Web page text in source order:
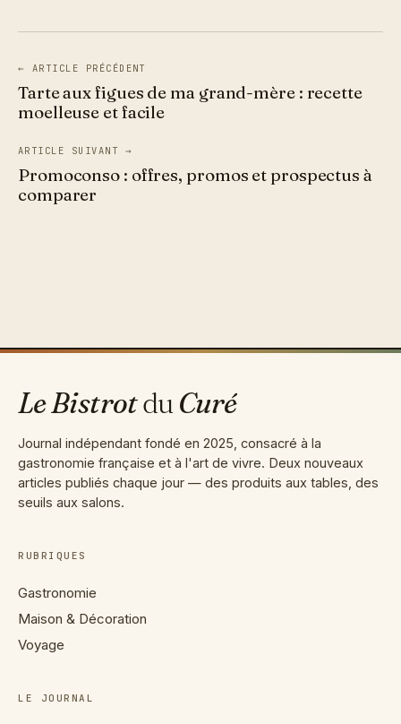
← ARTICLE PRÉCÉDENT
Tarte aux figues de ma grand-mère : recette
moelleuse et facile
ARTICLE SUIVANT →
Promoconso : offres, promos et prospectus à
comparer
Le Bistrotdu Curé
Journal indépendant fondé en 2025, consacré à la
gastronomie française et à l'art de vivre. Deux nouveaux
articles publiés chaque jour — des produits aux tables, des
seuils aux salons.
RUBRIQUES
Gastronomie
Maison & Décoration
Voyage
LE JOURNAL